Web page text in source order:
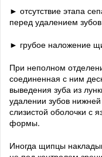
► отсутствие этапа
перед удалением
► грубое наложение
При неполном
соединенная с ним
выведения зуба из
удалении зубов
слизистой оболочки с
формы.
Иногда щипцы